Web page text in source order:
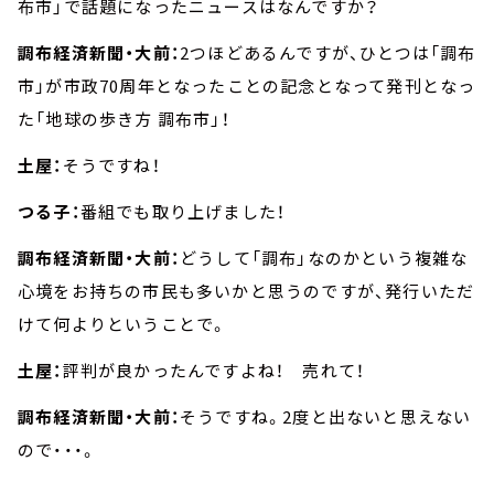
布市」で話題になったニュースはなんですか？
調布経済新聞・大前：2つほどあるんですが、ひとつは「調布
市」が市政70周年となったことの記念となって発刊となっ
た「地球の歩き方 調布市」！
土屋： そうですね！
つる子：番組でも取り上げました！
調布経済新聞・大前： どうして「調布」なのかという複雑な
心境をお持ちの市民も多いかと思うのですが、発行いただ
けて何よりということで。
土屋：評判が良かったんですよね！ 売れて！
調布経済新聞・大前：そうですね。2度と出ないと思えない
ので・・・。